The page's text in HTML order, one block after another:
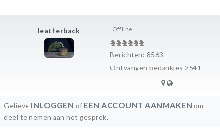
leatherback Offline
Berichten: 8563
Ontvangen bedankjes 2541
Gelieve INLOGGEN of EEN ACCOUNT AANMAKEN om
deel te nemen aan het gesprek.